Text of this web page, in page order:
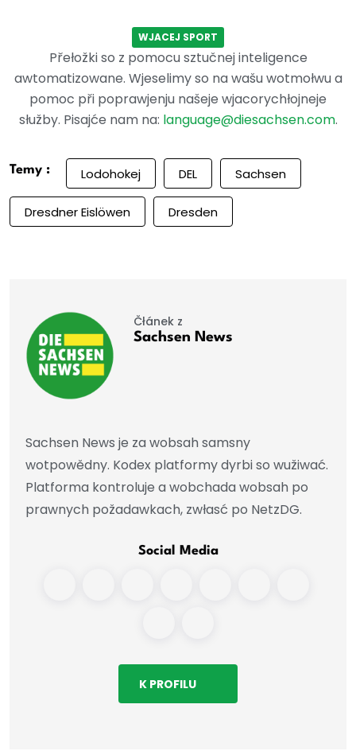
WJACEJ SPORT
Přełožki so z pomocu sztučnej inteligence
awtomatizowane. Wjeselimy so na wašu wotmołwu a
pomoc při poprawjenju našeje wjacorychłojneje
słužby. Pisajće nam na: language@diesachsen.com.
Temy : Lodohokej DEL Sachsen
Dresdner Eislöwen Dresden
Čłánek z
Sachsen News
Sachsen News je za wobsah samsny
wotpowědny. Kodex platformy dyrbi so wužiwać.
Platforma kontroluje a wobchada wobsah po
prawnych požadawkach, zwłasć po NetzDG.
Social Media
K PROFILU